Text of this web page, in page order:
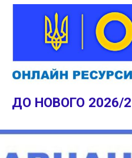
ДО НОВОГО 2026/